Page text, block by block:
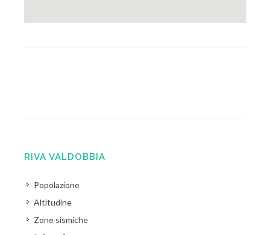
RIVA VALDOBBIA
Popolazione
Altitudine
Zone sismiche